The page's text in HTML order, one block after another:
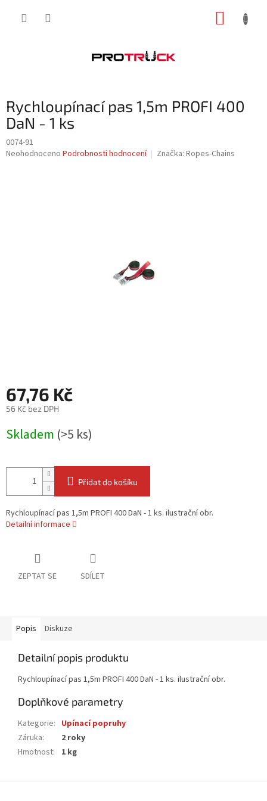
Rychloupínací pas 1,5m PROFI 400
DaN - 1 ks
0074-91
Průměrné
Neohodnoceno Podrobnosti hodnocení Značka: Ropes-Chains
67,76 Kč
56 Kč bez DPH
cena:
Skladem (>5 ks)
Přidat do košíku
Rychloupínací pas 1,5m PROFI 400 DaN - 1 ks. ilustrační obr.
Detailní informace
ZEPTAT SE SDÍLET
Popis Diskuze
Detailní popis produktu
Rychloupínací pas 1,5m PROFI 400 DaN - 1 ks. ilustrační obr.
Doplňkové parametry
Kategorie: Upínací popruhy
Záruka:
2 roky
Hmotnost: 1 kg